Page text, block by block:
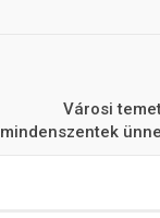
Városi
mindenszentek